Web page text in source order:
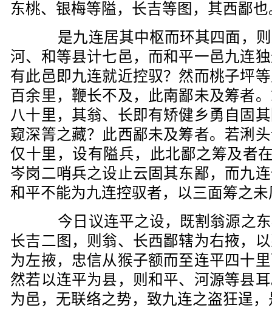
东桃、银梅等隘，长吉等图，其西鄙也
是九连居其中枢而环其四面，则
河、和等县计七邑，而和平一邑九连
有此邑即九连就近控驭？然而桃子坪
百余里，鞭长不及，此南鄙未及筹者
八十里，其翁、长即有矫健乡勇自固
窥深箐之藏？此西鄙未及筹者。若浰
仅十里，设有隘兵，此北鄙之筹及者
岑岗二哨兵之设止云固其东鄙，而九
和平不能为九连控驭者，以三面筹之
今日议连平之设，既割翁源之东
长吉二图，则翁、长西鄙辖为右掖，
为左掖，忠信从猴子额而至连平四十
然若以连平为县，则和平、河源等县
为邑，无联络之势，致九连之盗狂逞